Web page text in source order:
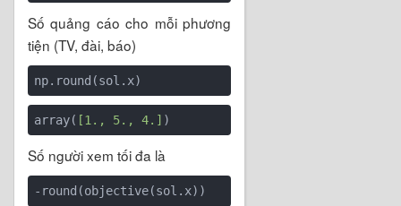
Số quảng cáo cho mỗi phương
tiện (TV, đài, báo)
array( [1., 5., 4.]
Số người xem tối đa là